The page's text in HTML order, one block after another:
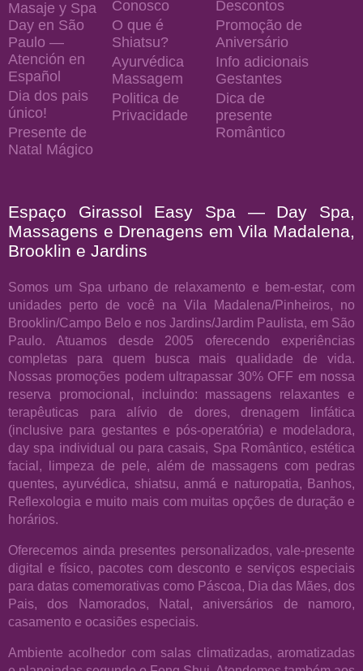
Masaje y Spa
Day en São
Paulo —
Atención en
Español
Dia dos pais
único!
Presente de
Natal Mágico
Conosco
O que é
Shiatsu?
Ayurvédica
Massagem
Politica de
Privacidade
Descontos
Promoção de
Aniversário
Info adicionais
Gestantes
Dica de
presente
Romântico
Espaço Girassol Easy Spa — Day Spa,
Massagens e Drenagens em Vila Madalena,
Brooklin e Jardins
Somos um Spa urbano de relaxamento e bem-estar, com
unidades perto de você na Vila Madalena/Pinheiros, no
Brooklin/Campo Belo e nos Jardins/Jardim Paulista, em São
Paulo. Atuamos desde 2005 oferecendo experiências
completas para quem busca mais qualidade de vida.
Nossas promoções podem ultrapassar 30% OFF em nossa
reserva promocional, incluindo: massagens relaxantes e
terapêuticas para alívio de dores, drenagem linfática
(inclusive para gestantes e pós-operatória) e modeladora,
day spa individual ou para casais, Spa Romântico, estética
facial, limpeza de pele, além de massagens com pedras
quentes, ayurvédica, shiatsu, anmá e naturopatia, Banhos,
Reflexologia e muito mais com muitas opções de duração e
horários.
Oferecemos ainda presentes personalizados, vale-presente
digital e físico, pacotes com desconto e serviços especiais
para datas comemorativas como Páscoa, Dia das Mães, dos
Pais, dos Namorados, Natal, aniversários de namoro,
casamento e ocasiões especiais.
Ambiente acolhedor com salas climatizadas, aromatizadas